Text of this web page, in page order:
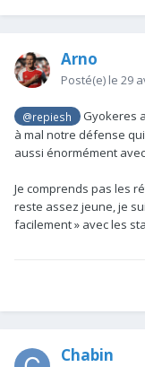
Arno
Posté(e) le 29
@repiesh
Gyokeres
à mal notre défense
aussi énormément
Je comprends pas les
reste assez jeune, je
facilement » avec les
Chabin